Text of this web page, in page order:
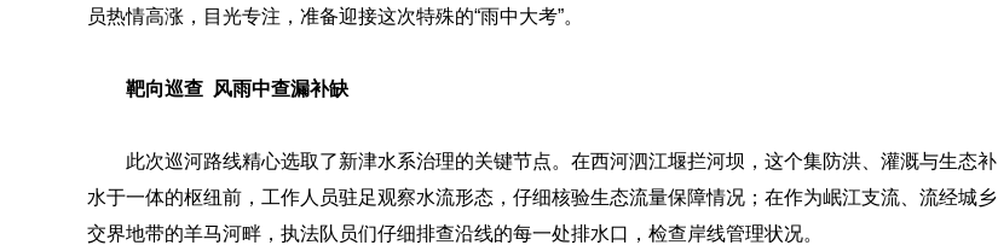
员热情高涨，目光专注，准备迎接这次特殊的“雨中大考”。
靶向巡查 风雨中查漏补缺
此次巡河路线精心选取了新津水系治理的关键节点。在西河泗江堰拦河坝，这个集防洪、灌溉与生态补
水于一体的枢纽前，工作人员驻足观察水流形态，仔细核验生态流量保障情况；在作为岷江支流、流经城乡
交界地带的羊马河畔，执法队员们仔细排查沿线的每一处排水口，检查岸线管理状况。